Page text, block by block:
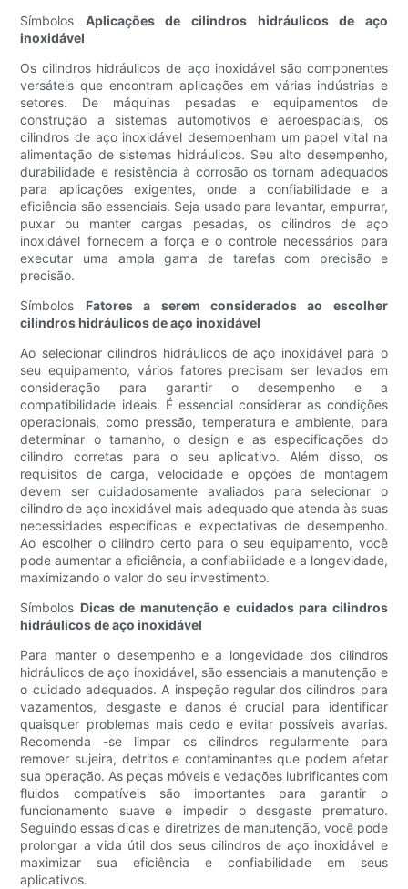
Símbolos Aplicações de cilindros hidráulicos de aço
inoxidável
Os cilindros hidráulicos de aço inoxidável são componentes
versáteis que encontram aplicações em várias indústrias e
setores. De máquinas pesadas e equipamentos de
construção a sistemas automotivos e aeroespaciais, os
cilindros de aço inoxidável desempenham um papel vital na
alimentação de sistemas hidráulicos. Seu alto desempenho,
durabilidade e resistência à corrosão os tornam adequados
para aplicações exigentes, onde a confiabilidade e a
eficiência são essenciais. Seja usado para levantar, empurrar,
puxar ou manter cargas pesadas, os cilindros de aço
inoxidável fornecem a força e o controle necessários para
executar uma ampla gama de tarefas com precisão e
precisão.
Símbolos Fatores a serem considerados ao escolher
cilindros hidráulicos de aço inoxidável
Ao selecionar cilindros hidráulicos de aço inoxidável para o
seu equipamento, vários fatores precisam ser levados em
consideração para garantir o desempenho e a
compatibilidade ideais. É essencial considerar as condições
operacionais, como pressão, temperatura e ambiente, para
determinar o tamanho, o design e as especificações do
cilindro corretas para o seu aplicativo. Além disso, os
requisitos de carga, velocidade e opções de montagem
devem ser cuidadosamente avaliados para selecionar o
cilindro de aço inoxidável mais adequado que atenda às suas
necessidades específicas e expectativas de desempenho.
Ao escolher o cilindro certo para o seu equipamento, você
pode aumentar a eficiência, a confiabilidade e a longevidade,
maximizando o valor do seu investimento.
Símbolos Dicas de manutenção e cuidados para cilindros
hidráulicos de aço inoxidável
Para manter o desempenho e a longevidade dos cilindros
hidráulicos de aço inoxidável, são essenciais a manutenção e
o cuidado adequados. A inspeção regular dos cilindros para
vazamentos, desgaste e danos é crucial para identificar
quaisquer problemas mais cedo e evitar possíveis avarias.
Recomenda -se limpar os cilindros regularmente para
remover sujeira, detritos e contaminantes que podem afetar
sua operação. As peças móveis e vedações lubrificantes com
fluidos compatíveis são importantes para garantir o
funcionamento suave e impedir o desgaste prematuro.
Seguindo essas dicas e diretrizes de manutenção, você pode
prolongar a vida útil dos seus cilindros de aço inoxidável e
maximizar sua eficiência e confiabilidade em seus
aplicativos.